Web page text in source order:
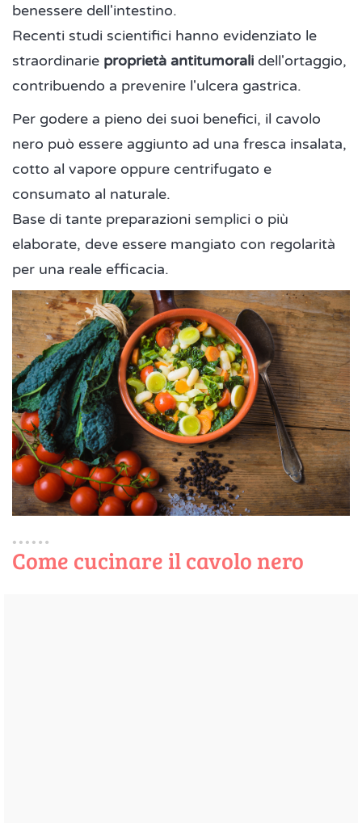
benessere dell'intestino.
Recenti studi scientifici hanno evidenziato le
straordinarie proprietà antitumorali dell'ortaggio,
contribuendo a prevenire l'ulcera gastrica.
Per godere a pieno dei suoi benefici, il cavolo
nero può essere aggiunto ad una fresca insalata,
cotto al vapore oppure centrifugato e
consumato al naturale.
Base di tante preparazioni semplici o più
elaborate, deve essere mangiato con regolarità
per una reale efficacia.
Come cucinare il cavolo nero